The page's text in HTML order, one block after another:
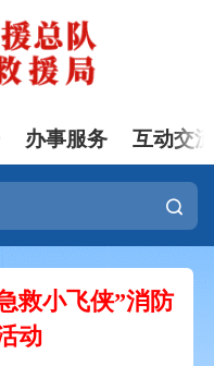
办事服务 互动交
救小飞侠”消防
动